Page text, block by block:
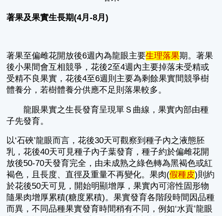
著果及果實生長期(4月-8月)
著果至偏雌花開放後6週內為龍眼主要生理落果期。著果
後小果間會互相競爭，花後2至4週內主要掉落未受精或
受精不良果實，花後4至6週則主要為剩餘果實間競爭樹
體養分，若樹體養分供應不足則落果較多。
龍眼果實之生長發育呈現單Ｓ曲線，果實內部由種
子先發育。
以‘石硤’龍眼而言，花後30天可觀察到種子內之液態胚
乳，花後40天可見種子內子葉發育，種子約於偏雌花開
放後50-70天發育完全，由未成熟之綠色轉為黑褐色或紅
褐色，且長度、直徑及重量不再變化。果肉(假種皮)則約
於花後50天可見，開始明顯增厚，果實內可溶性固形物
隨果肉增厚累積(糖度累積)。果實發育各階段時間因品種
而異，不同品種果實發育時間稍有不同，例如‘水貢’龍眼